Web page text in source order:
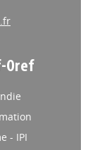
Oref
- IPI